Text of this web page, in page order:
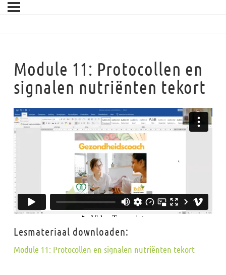
Module 11: Protocollen en
signalen nutriënten tekort
Lesmateriaal downloaden:
Module 11: Protocollen en signalen nutriënten tekort